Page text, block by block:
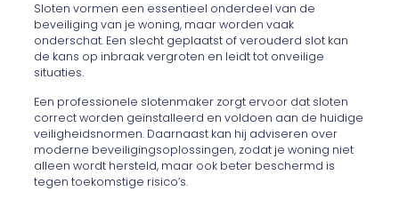
Sloten vormen een essentieel onderdeel van de
beveiliging van je woning, maar worden vaak
onderschat. Een slecht geplaatst of verouderd slot kan
de kans op inbraak vergroten en leidt tot onveilige
situaties.
Een professionele slotenmaker zorgt ervoor dat sloten
correct worden geïnstalleerd en voldoen aan de huidige
veiligheidsnormen. Daarnaast kan hij adviseren over
moderne beveiligingsoplossingen, zodat je woning niet
alleen wordt hersteld, maar ook beter beschermd is
tegen toekomstige risico’s.